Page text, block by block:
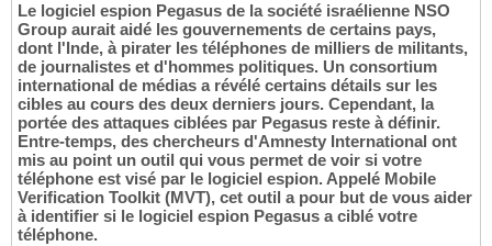
Le logiciel espion Pegasus de la société israélienne NSO
Group aurait aidé les gouvernements de certains pays,
dont l'Inde, à pirater les téléphones de milliers de militants,
de journalistes et d'hommes politiques. Un consortium
international de médias a révélé certains détails sur les
cibles au cours des deux derniers jours. Cependant, la
portée des attaques ciblées par Pegasus reste à définir.
Entre-temps, des chercheurs d'Amnesty International ont
mis au point un outil qui vous permet de voir si votre
téléphone est visé par le logiciel espion. Appelé Mobile
Verification Toolkit (MVT), cet outil a pour but de vous aider
à identifier si le logiciel espion Pegasus a ciblé votre
téléphone.